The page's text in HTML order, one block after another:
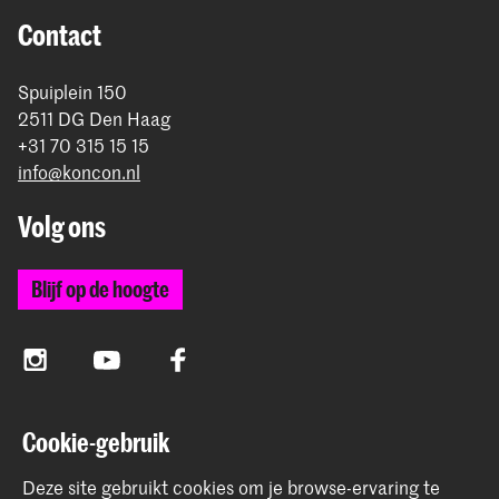
Contact
Spuiplein 150
2511 DG Den Haag
+31 70 315 15 15
info@koncon.nl
Volg ons
Blijf op de hoogte
InstagramYouTube Facebook
Het Koninklijk Conservatorium en de Koninklijke
Academie van Beeldende Kunsten vormen samen
Cookie-gebruik
Deze site gebruikt cookies om je browse-ervaring te